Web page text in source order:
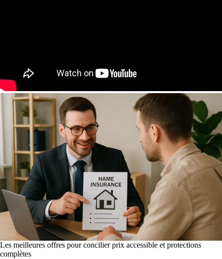
Les meilleures offres pour concilier prix accessible et protections
complètes